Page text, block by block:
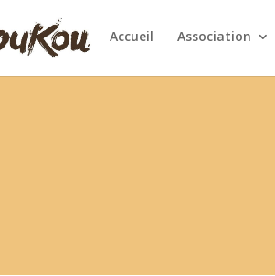
Accueil Association